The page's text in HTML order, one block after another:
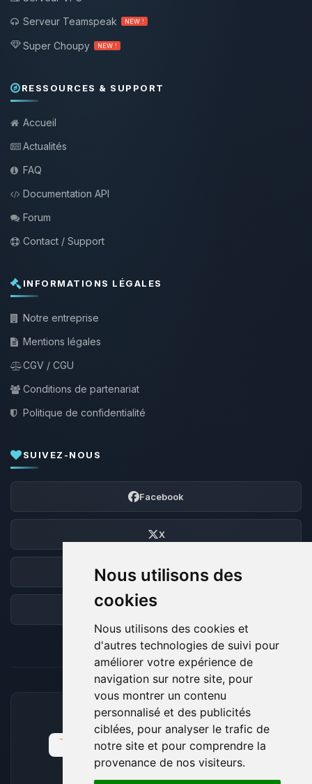
Nous utilisons des
cookies
Nous utilisons des cookies et
d'autres technologies de suivi pour
améliorer votre expérience de
navigation sur notre site, pour
vous montrer un contenu
personnalisé et des publicités
ciblées, pour analyser le trafic de
notre site et pour comprendre la
provenance de nos visiteurs.
Serveur Teamspeak
NEW !
Super Choupy NEW !
RESSOURCES & SUPPORT
Accueil
Actualités
FAQ
Documentation API
Forum
Contact / Support
INFORMATIONS LÉGALES
Notre entreprise
Mentions légales
CGV / CGU
Conditions de partenariat
Politique de confidentialité
SUIVEZ-NOUS
Facebook
X
Discord
Forum
MOYENS DE PAIEMENT ACCEPTÉS